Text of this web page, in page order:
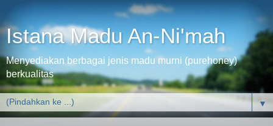
Istana Madu An-Ni'mah
Menyediakan berbagai jenis madu murni (purehoney)
berkualitas
▼